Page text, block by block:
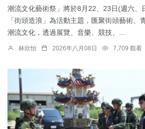
潮流文化藝術祭」將於8月22、23日(週六、
「街頭造浪」為活動主題，匯聚街頭藝術、
潮流文化，透過展覽、音樂、競技、...
林欣怡 2026年八月08日 7,709 觀看